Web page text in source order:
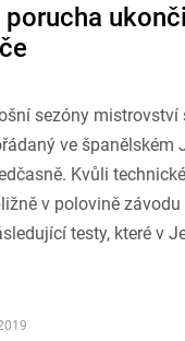
sezóny mistrovství
ve španělském
Kvůli
v polovině
testy, které v